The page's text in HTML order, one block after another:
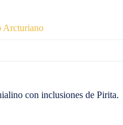
Arcturiano
con inclusiones de Pirita.